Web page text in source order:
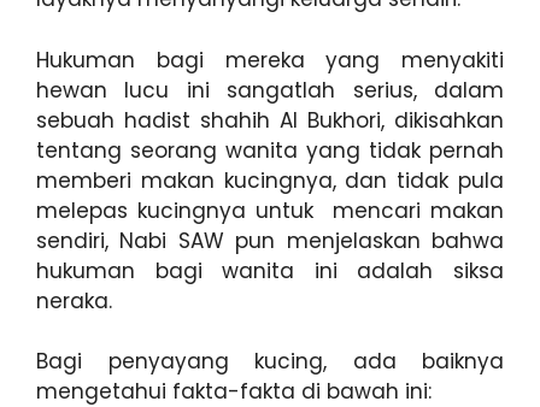
Hukuman bagi mereka yang menyakiti
hewan lucu ini sangatlah serius, dalam
sebuah hadist shahih Al Bukhori, dikisahkan
tentang seorang wanita yang tidak pernah
memberi makan kucingnya, dan tidak pula
melepas kucingnya untuk mencari makan
sendiri, Nabi SAW pun menjelaskan bahwa
hukuman bagi wanita ini adalah siksa
neraka.
Bagi penyayang kucing, ada baiknya
mengetahui fakta-fakta di bawah ini: